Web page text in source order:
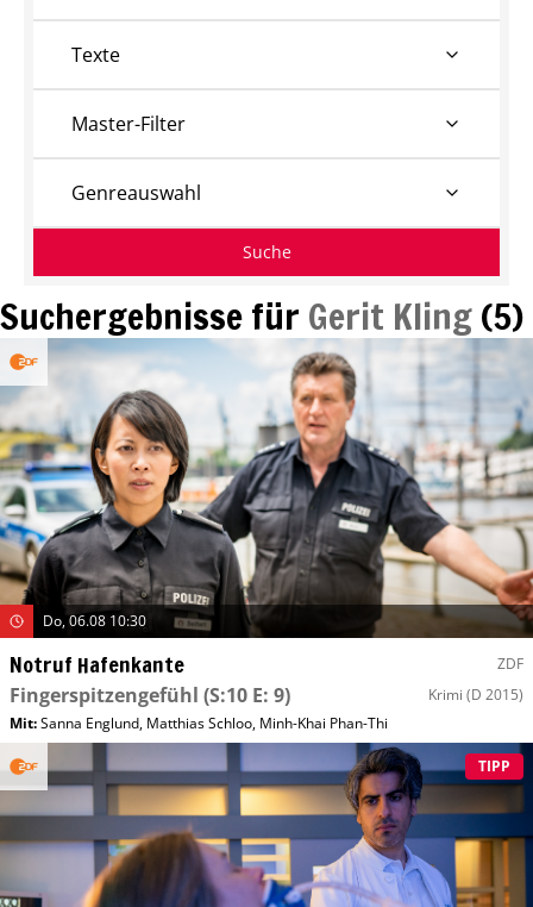
Suchergebnisse für Gerit Kling(5)
Do, 06.08 10:30
Notruf Hafenkante ZDF
Fingerspitzengefühl (S:10 E: 9) Krimi (D 2015)
Mit:Sanna Englund, Matthias Schloo, Minh-Khai Phan-Thi
TIPP
Texte
Master-Filter
Genreauswahl
Suche